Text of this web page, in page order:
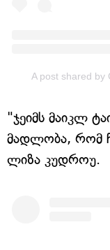
A post shared by
"ჯეიმს მაიკლ
მადლობა, რომ
ლიზა კუდროუ.